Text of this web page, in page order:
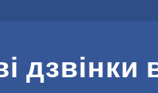
дзвінки